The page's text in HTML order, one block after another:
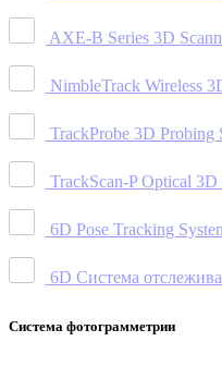
AXE-B Series 3D
NimbleTrack Wireless
TrackProbe 3D Probing
TrackScan-P Optical 3D
6D Pose Tracking
6D Система
Система фотограмметрии